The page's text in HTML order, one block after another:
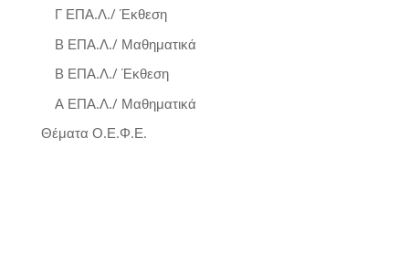
Γ ΕΠΑ.Λ./ Έκθεση
Β ΕΠΑ.Λ./ Μαθηματικά
Β ΕΠΑ.Λ./ Έκθεση
Α ΕΠΑ.Λ./ Μαθηματικά
Θέματα Ο.Ε.Φ.Ε.